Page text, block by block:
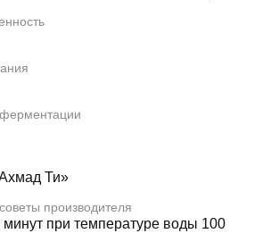
Ти»
производителя
при температуре воды 100